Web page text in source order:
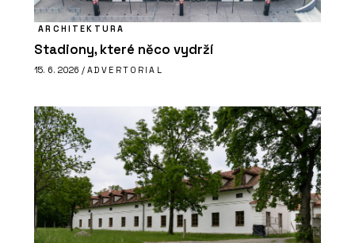
ARCHITEKTURA
Stadiony, které něco vydrží
15. 6. 2026 / ADVERTORIAL